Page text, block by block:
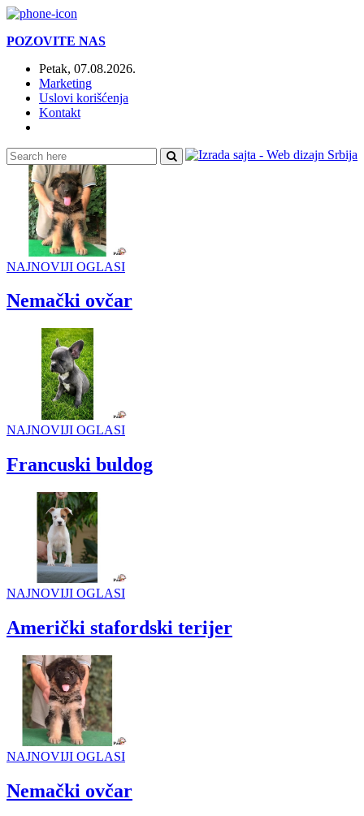
POZOVITE NAS
Petak, 07.08.2026.
Marketing
Uslovi korišćenja
Kontakt
NAJNOVIJI OGLASI
Nemački ovčar
NAJNOVIJI OGLASI
Francuski buldog
NAJNOVIJI OGLASI
Američki stafordski terijer
NAJNOVIJI OGLASI
Nemački ovčar